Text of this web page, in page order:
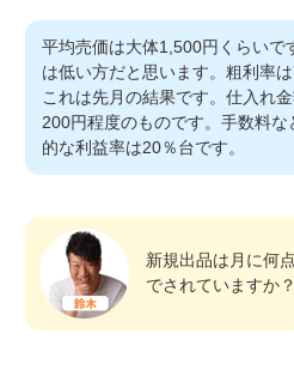
平均売価は大体1,500円くらいで
は低い方だと思います。粗利率は
これは先月の結果です。仕入れ
200円程度のものです。手数料な
的な利益率は20％台です。
新規出品は月に何
でされていますか？